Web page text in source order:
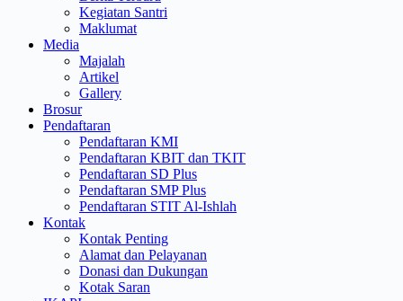
Kegiatan Santri
Maklumat
Media
Majalah
Artikel
Gallery
Brosur
Pendaftaran
Pendaftaran KMI
Pendaftaran KBIT dan TKIT
Pendaftaran SD Plus
Pendaftaran SMP Plus
Pendaftaran STIT Al-Ishlah
Kontak
Kontak Penting
Alamat dan Pelayanan
Donasi dan Dukungan
Kotak Saran